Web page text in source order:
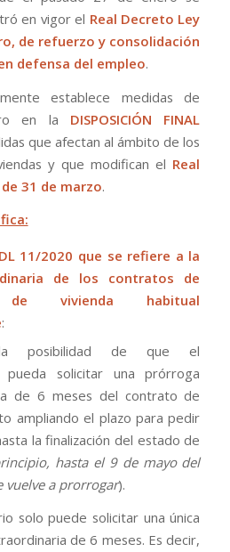
en vigor el Real Decreto Ley
de refuerzo y consolidación
defensa del empleo.
establece medidas de
en la DISPOSICIÓN FINAL
que afectan al ámbito de los
y que modifican el Real
31 de marzo.
11/2020 que se refiere a la
de los contratos de
de vivienda habitual
:
la posibilidad de que el
pueda solicitar una prórroga
de 6 meses del contrato de
ampliando el plazo para pedir
la finalización del estado de
hasta el 9 de mayo del
vuelve a prorrogar).
solo puede solicitar una única
de 6 meses. Es decir,